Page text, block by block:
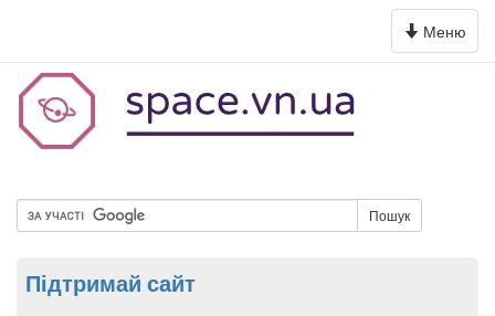
Toggle
navigation
Меню
Пошук
Підтримай сайт